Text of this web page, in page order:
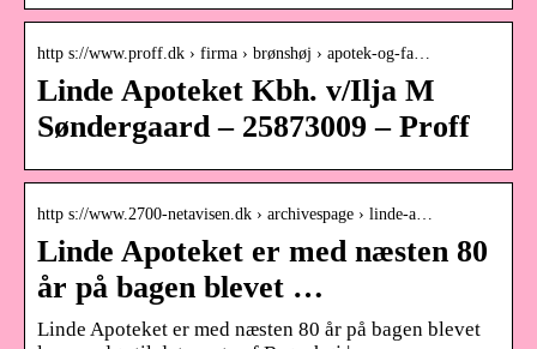
http s://www.proff.dk › firma › brønshøj › apotek-og-fa…
Linde Apoteket Kbh. v/Ilja M
Søndergaard – 25873009 – Proff
http s://www.2700-netavisen.dk › archivespage › linde-a…
Linde Apoteket er med næsten 80
år på bagen blevet …
Linde Apoteket er med næsten 80 år på bagen blevet